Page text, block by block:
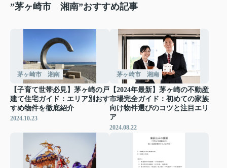
”茅ヶ崎市 湘南”おすすめ記事
茅ヶ崎市 湘南
【子育て世帯必見】茅ヶ崎の戸
建て住宅ガイド：エリア別おす
すめ物件を徹底紹介
2024.10.23
茅ヶ崎市 湘南
【2024年最新】茅ヶ崎の不動産
市場完全ガイド：初めての家族
向け物件選びのコツと注目エリ
ア
2024.08.22